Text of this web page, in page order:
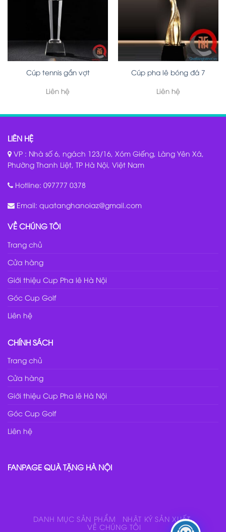
Cúp tennis gắn vợt
Liên hệ
Cúp pha lê bóng đá 7
Liên hệ
LIÊN HỆ
VP : Nhà số 6, ngách 123/16, Xóm Giếng, Làng Yên Xá,
Phường Thanh Liệt, TP Hà Nội, Việt Nam
Hotline: 097777 0378
Email: quatanghanoiaz@gmail.com
VỀ CHÚNG TÔI
Trang chủ
Cửa hàng
Giới thiệu Cup Pha lê Hà Nội
Góc Cup Golf
Liên hệ
CHÍNH SÁCH
Trang chủ
Cửa hàng
Giới thiệu Cup Pha lê Hà Nội
Góc Cup Golf
Liên hệ
FANPAGE QUÀ TẶNG HÀ NỘI
DANH MỤC SẢN PHẨM
NHẬT KÝ SẢN XUẤT
VỀ CHÚNG TÔI